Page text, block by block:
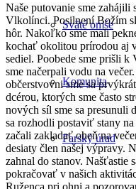
Sväté omše
Komunita
Farský úrad
Naše putovanie sme
Vlkolínci. Posilnení Božím
hôr. Nakoľko sme mali
kochať okolitou prírodou aj
sediel. Poobede sme prišli
sme načerpali vodu na
občerstvovni sme sa
dcérou, ktorých sme často
nových síl sme sa presunuli
sa rozhodli postaviť stany
začali zakladať oheň na
desiaty člen našej výpravy.
zahnal do stanov. Našťastie
pokračovať v našich
Ruženca pri ohni a